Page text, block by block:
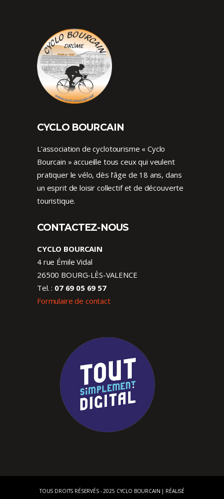
CYCLO BOURCAIN
L’association de cyclotourisme « Cyclo
Bourcain » accueille tous ceux qui veulent
pratiquer le vélo, dès l’âge de 18 ans, dans
un esprit de loisir collectif et de découverte
touristique.
CONTACTEZ-NOUS
CYCLO BOURCAIN
4 rue Émile Vidal
26500 BOURG-LÈS-VALENCE
Tel. : 07 69 05 69 57
Formulaire de contact
TOUS DROITS RÉSERVÉS - 2025 CYCLO BOURCAIN | RÉALISÉ